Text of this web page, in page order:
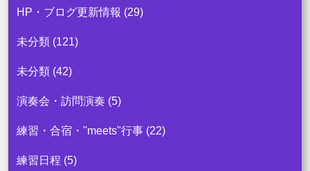
HP・ブログ更新情報 (29)
未分類 (121)
未分類 (42)
演奏会・訪問演奏 (5)
練習・合宿・"meets"行事 (22)
練習日程 (5)